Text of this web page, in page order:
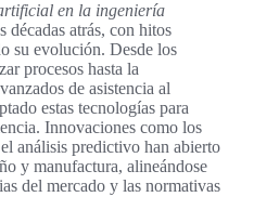
en la ingeniería
décadas atrás, con hitos
su evolución. Desde los
procesos hasta la
de asistencia al
estas tecnologías para
Innovaciones como los
análisis predictivo han abierto
y manufactura, alineándose
del mercado y las normativas